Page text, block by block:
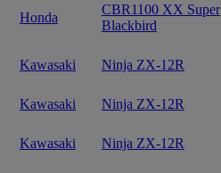
Honda
CBR1100 XX Super
Blackbird
Kawasaki Ninja ZX-12R
Kawasaki Ninja ZX-12R
Kawasaki Ninja ZX-12R